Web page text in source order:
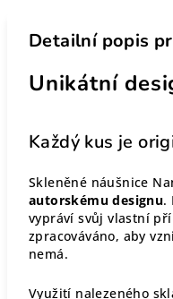
Detailní popis
Unikátní
Každý kus je
Skleněné náušnice
autorskému designu.
vypráví svůj vlastní
zpracováváno, aby
nemá.
Využití nalezeného